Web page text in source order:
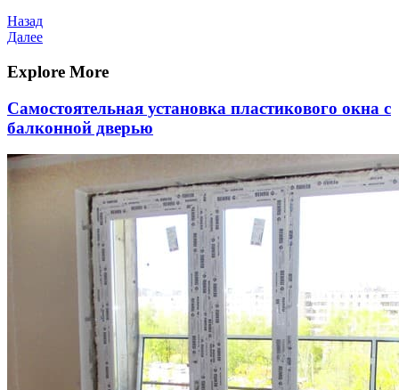
Навигация
по
записям
Предыдущая
запись
Назад
Следующая
Далее
Explore More
Самостоятельная установка пластикового окна с
балконной дверью